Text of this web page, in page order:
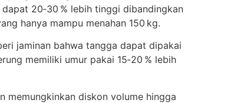
20‑30 % lebih tinggi dibandingkan
hanya mampu menahan 150 kg.
jaminan bahwa tangga dapat dipakai
memiliki umur pakai 15‑20 % lebih
memungkinkan diskon volume hingga